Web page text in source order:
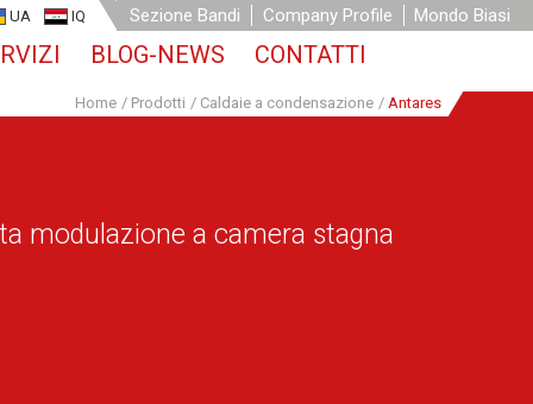
UA IQ Sezione Bandi Company Profile Mondo Biasi
BLOG-NEWS CONTATTI
Home / Prodotti / Caldaie a condensazione / Antares
modulazione a camera stagna